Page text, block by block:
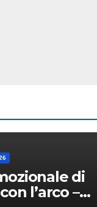
di
l’arco –